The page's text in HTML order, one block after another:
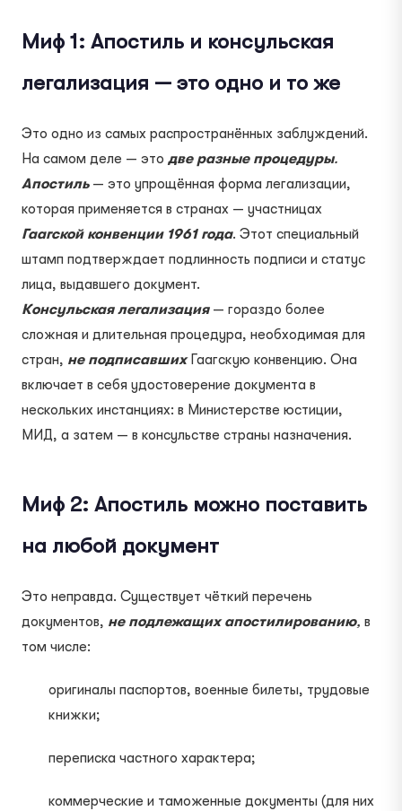
Миф 1: Апостиль и консульская
легализация — это одно и то же
Это одно из самых распространённых заблуждений.
На самом деле — это две разные процедуры.
Апостиль— это упрощённая форма легализации,
которая применяется в странах — участницах
Гаагской конвенции 1961 года. Этот специальный
штамп подтверждает подлинность подписи и статус
лица, выдавшего документ.
Консульская легализация — гораздо более
сложная и длительная процедура, необходимая для
стран, не подписавшихГаагскую конвенцию. Она
включает в себя удостоверение документа в
нескольких инстанциях: в Министерстве юстиции,
МИД, а затем — в консульстве страны назначения.
Миф 2: Апостиль можно поставить
на любой документ
Это неправда. Существует чёткий перечень
документов, не подлежащих апостилированию, в
том числе:
оригиналы паспортов, военные билеты, трудовые
книжки;
переписка частного характера;
коммерческие и таможенные документы (для них